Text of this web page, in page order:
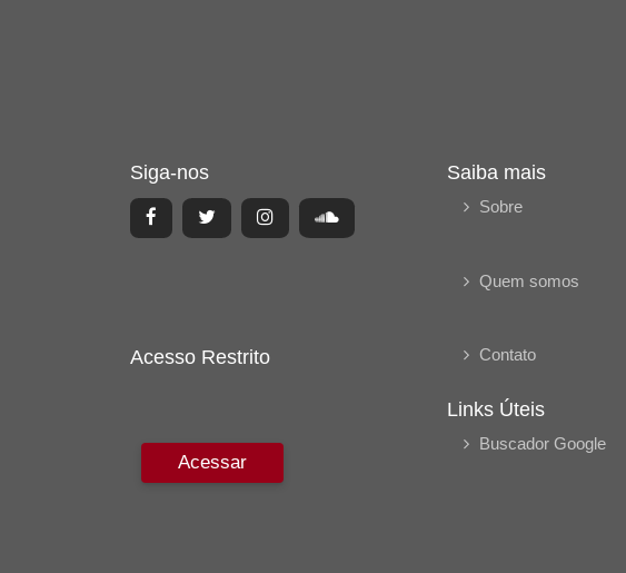
Siga-nos
Acesso Restrito
Acessar
Saiba mais
Sobre
Quem somos
Contato
Links Úteis
Buscador Google